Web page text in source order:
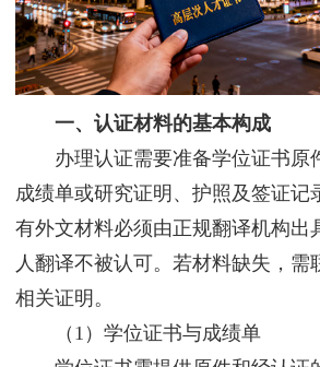
一、认证材料的基本构成
办理认证需要准备学位证书原
成绩单或研究证明、护照及签证记
有外文材料必须由正规翻译机构出
人翻译不被认可。若材料缺失，需
相关证明。
（1）学位证书与成绩单